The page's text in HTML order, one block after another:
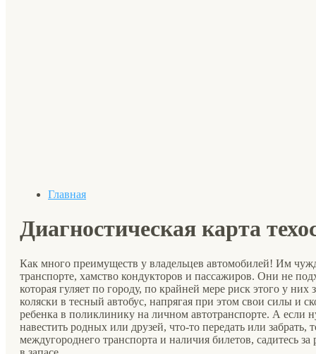
Главная
Диагностическая карта
Как много преимуществ у владельцев автомобилей! Им
транспорте, хамство кондукторов и пассажиров. Они не
которая гуляет по городу, по крайней мере риск этого у
коляски в тесный автобус, напрягая при этом свои силы и
ребенка в поликлинику на личном автотранспорте. А если
навестить родных или друзей, что-то передать или забрать,
междугороднего транспорта и наличия билетов, садитесь